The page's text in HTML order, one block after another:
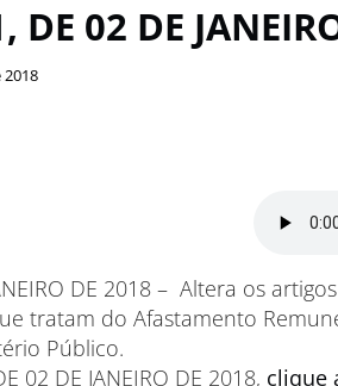
DE 02 DE
2018
DE 2018 – Altera os
tratam do Afastamento
Público.
02 DE JANEIRO DE 2018, clique